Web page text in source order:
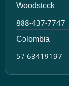
Woodstock
888-437-7747
Colombia
57 63419197